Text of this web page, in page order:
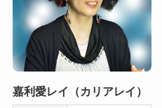
嘉利愛レイ（カリアレイ）